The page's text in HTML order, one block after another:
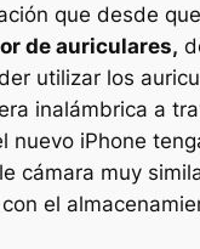
que desde
de auriculares,
utilizar los
inalámbrica a
nuevo iPhone
cámara muy
el